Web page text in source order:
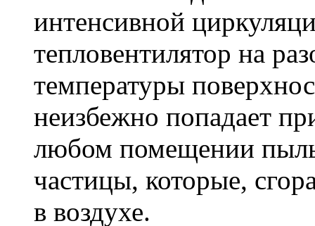
интенсивной
тепловентилятор на
температуры
неизбежно попадает
любом помещении
частицы, которые,
в воздухе.